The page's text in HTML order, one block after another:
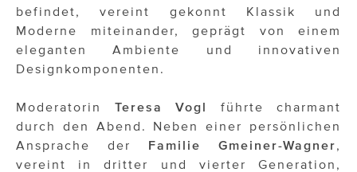
TOG Studio
VieSFF – Vienna Spanish Film Festival
ÜBER UNS
befindet, vereint gekonnt Klassik und
Moderne miteinander, geprägt von einem
eleganten Ambiente und innovativen
Designkomponenten.
Moderatorin Teresa Vogl
führte charmant
durch den Abend. Neben einer persönlichen
Ansprache der
Familie Gmeiner-Wagner,
vereint in dritter und vierter Generation,